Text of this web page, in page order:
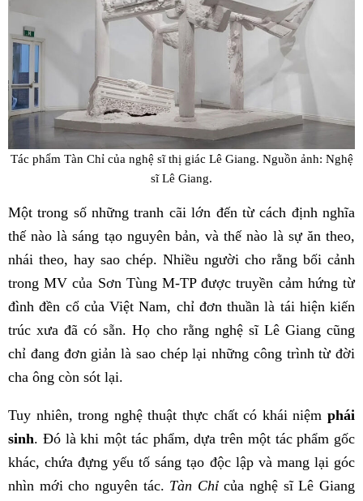
Tác phẩm Tàn Chỉ của nghệ sĩ thị giác Lê Giang. Nguồn ảnh: Nghệ
sĩ Lê Giang.
Một trong số những tranh cãi lớn đến từ cách định nghĩa
thế nào là sáng tạo nguyên bản, và thế nào là sự ăn theo,
nhái theo, hay sao chép. Nhiều người cho rằng bối cảnh
trong MV của Sơn Tùng M-TP được truyền cảm hứng từ
đình đền cổ của Việt Nam, chỉ đơn thuần là tái hiện kiến
trúc xưa đã có sẵn. Họ cho rằng nghệ sĩ Lê Giang cũng
chỉ đang đơn giản là sao chép lại những công trình từ đời
cha ông còn sót lại.
Tuy nhiên, trong nghệ thuật thực chất có khái niệm phái
sinh. Đó là khi một tác phẩm, dựa trên một tác phẩm gốc
khác, chứa đựng yếu tố sáng tạo độc lập và mang lại góc
nhìn mới cho nguyên tác. Tàn Chỉcủa nghệ sĩ Lê Giang